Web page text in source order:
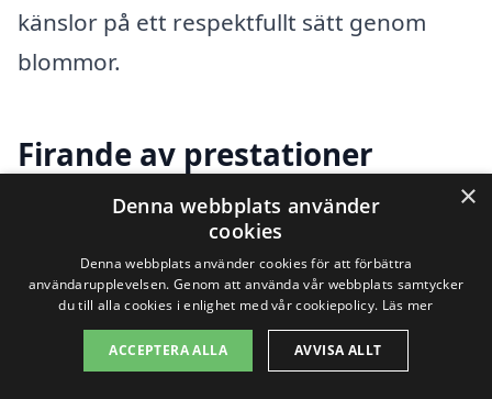
känslor på ett respektfullt sätt genom
blommor.
Firande av prestationer
Om någon i din närhet har uppnått något
stort, som en befordran eller en annan
framstående prestation, är det alltid
trevligt att fira detta med en blombukett.
Det visar att du delar deras glädje och att
×
Denna webbplats använder
cookies
Denna webbplats använder cookies för att förbättra
användarupplevelsen. Genom att använda vår webbplats samtycker
du till alla cookies i enlighet med vår cookiepolicy. Läs mer
ACCEPTERA ALLA AVVISA ALLT